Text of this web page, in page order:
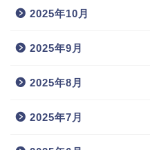
2025年10月
2025年9月
2025年8月
2025年7月